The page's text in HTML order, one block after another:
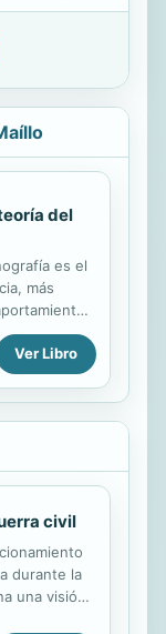
del
es el
más
de jóvenes
tiene un
de un
en la
obra, es
ejemplo
al
avanzar tan
los
Ver Libro
civil
durante la
una visión